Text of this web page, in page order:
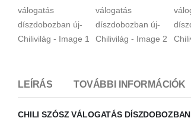
LEÍRÁS TOVÁBBI INFORMÁCIÓK
CHILI SZÓSZ VÁLOGATÁS DÍSZDOBOZBAN